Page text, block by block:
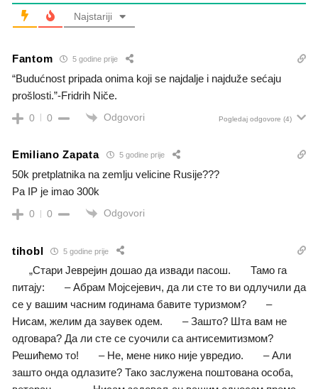
Najstariji
Fantom 5 godine prije
“Budućnost pripada onima koji se najdalje i najduže sećaju
prošlosti.”-Fridrih Niče.
0 0 Odgovori Pogledaj odgovore (4)
Emiliano Zapata 5 godine prije
50k pretplatnika na zemlju velicine Rusije???
Pa IP je imao 300k
0 0 Odgovori
tihobl 5 godine prije
„Стари Јеврејин дошао да извади пасош. Тамо га
питају: – Абрам Мојсејевич, да ли сте то ви одлучили да
се у вашим часним годинама бавите туризмом? –
Нисам, желим да заувек одем. – Зашто? Шта вам не
одговара? Да ли сте се суочили са антисемитизмом?
Решићемо то! – Не, мене нико није увредио. – Али
зашто онда одлазите? Тако заслужена поштована особа,